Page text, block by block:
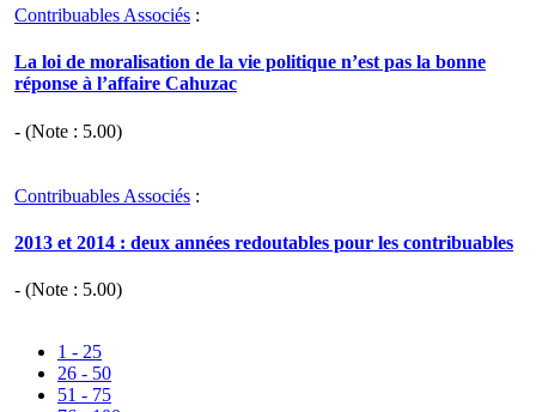
Contribuables Associés :
La loi de moralisation de la vie politique n’est pas la bonne
réponse à l’affaire Cahuzac
- (Note : 5.00)
Contribuables Associés :
2013 et 2014 : deux années redoutables pour les contribuables
- (Note : 5.00)
1 - 25
26 - 50
51 - 75